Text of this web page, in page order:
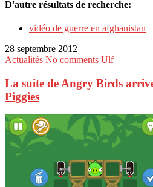
D'autre résultats de recherche:
vidéo de guerre en afghanistan
28 septembre 2012
Actualités No comments Ulf
La suite de Angry Birds
Piggies